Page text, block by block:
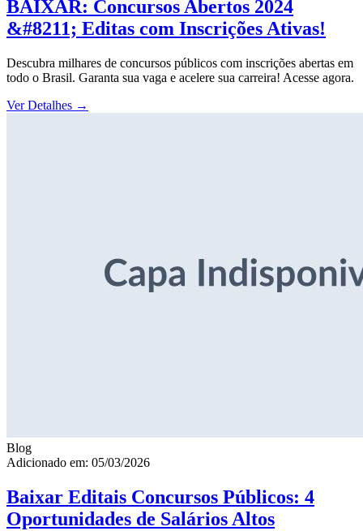
BAIXAR: Concursos Abertos 2024
&#8211; Editas com Inscrições Ativas!
Descubra milhares de concursos públicos com inscrições abertas em
todo o Brasil. Garanta sua vaga e acelere sua carreira! Acesse agora.
Ver Detalhes →
Blog
Adicionado em: 05/03/2026
Baixar Editais Concursos Públicos: 4
Oportunidades de Salários Altos